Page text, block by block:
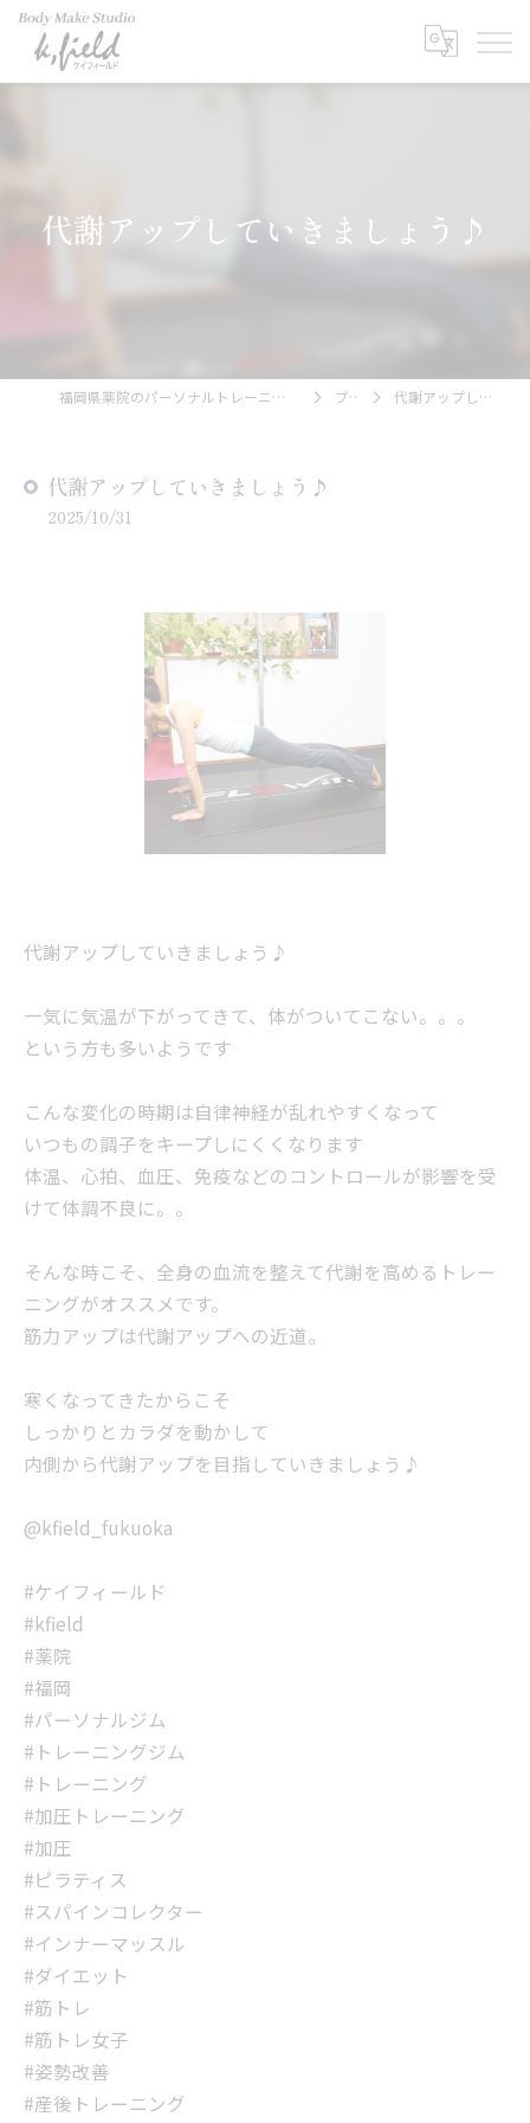
代謝アップしていきましょう♪
福岡県薬院のパーソナルトレーニングならBody Make Studio k.field ブログ 代謝アップしていきましょう♪
代謝アップしていきましょう♪
2025/10/31
代謝アップしていきましょう♪
一気に気温が下がってきて、体がついてこない。。。
という方も多いようです
こんな変化の時期は自律神経が乱れやすくなって
いつもの調子をキープしにくくなります
体温、心拍、血圧、免疫などのコントロールが影響を受
けて体調不良に。。
そんな時こそ、全身の血流を整えて代謝を高めるトレー
ニングがオススメです。
筋力アップは代謝アップへの近道。
寒くなってきたからこそ
しっかりとカラダを動かして
内側から代謝アップを目指していきましょう♪
@kfield_fukuoka
#ケイフィールド
#kfield
#薬院
#福岡
#パーソナルジム
#トレーニングジム
#トレーニング
#加圧トレーニング
#加圧
#ピラティス
#スパインコレクター
#インナーマッスル
#ダイエット
#筋トレ
#筋トレ女子
#姿勢改善
#産後トレーニング